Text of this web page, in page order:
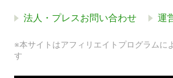
法人・プレスお問い合わせ 運
※本サイトはアフィリエイトプログラムに
す